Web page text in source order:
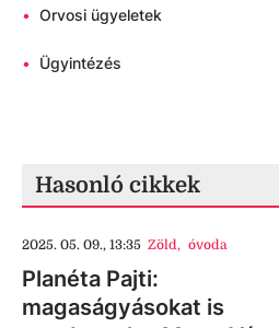
• Orvosi ügyeletek
• Ügyintézés
Hasonló cikkek
2025. 05. 09., 13:35 Zöld, óvoda
Planéta Pajti:
magaságyásokat is